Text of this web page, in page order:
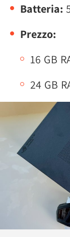
Batteria:
Prezzo:
16 GB
24 GB